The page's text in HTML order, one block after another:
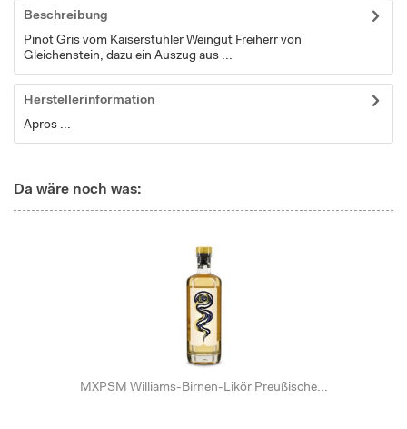
Beschreibung
Pinot Gris vom Kaiserstühler Weingut Freiherr von
Gleichenstein, dazu ein Auszug aus ...
Herstellerinformation
Apros ...
Da wäre noch was:
MXPSM Williams-Birnen-Likör Preußische...